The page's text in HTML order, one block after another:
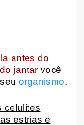
antes do
jantar você
organismo.
celulites
estrias e